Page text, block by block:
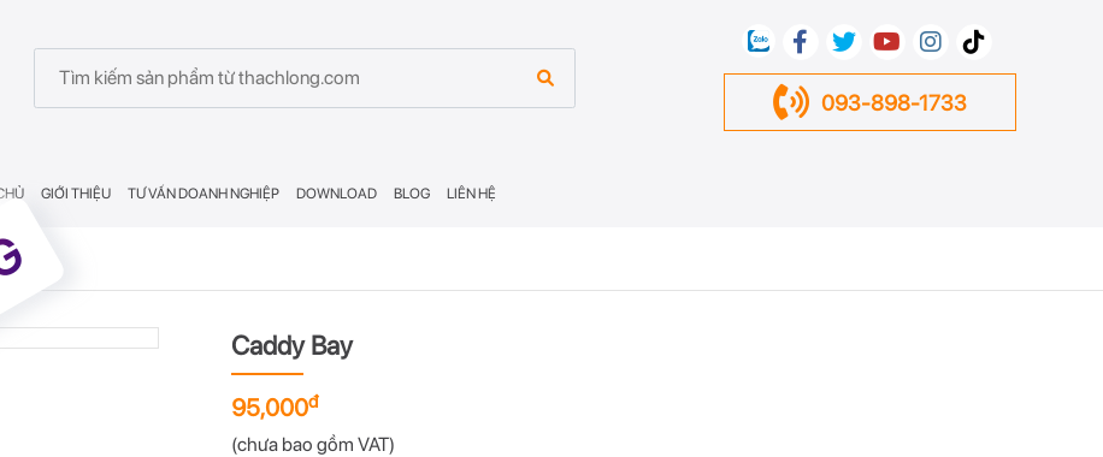
093-898-1733
GIỚI THIỆU TƯ VẤN DOANH NGHIỆP DOWNLOAD BLOG LIÊN HỆ
Caddy Bay
95,000đ
(chưa bao gồm VAT)